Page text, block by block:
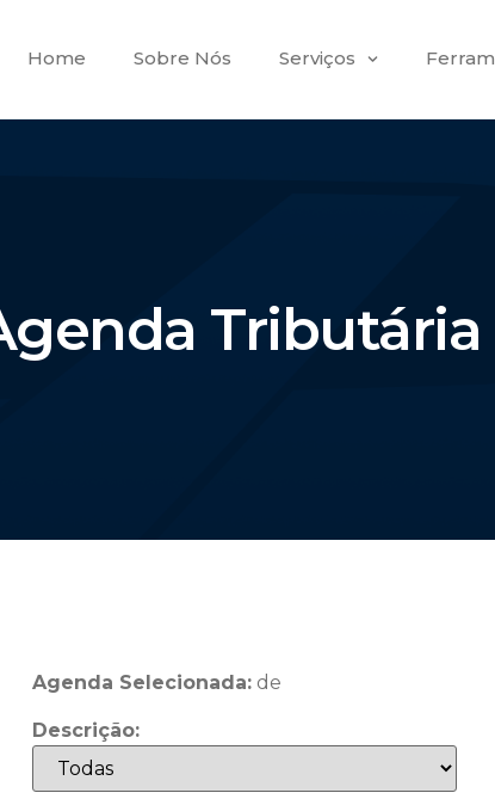
Home Sobre Nós Serviços
Tributária
Agenda Selecionada: de
Descrição: